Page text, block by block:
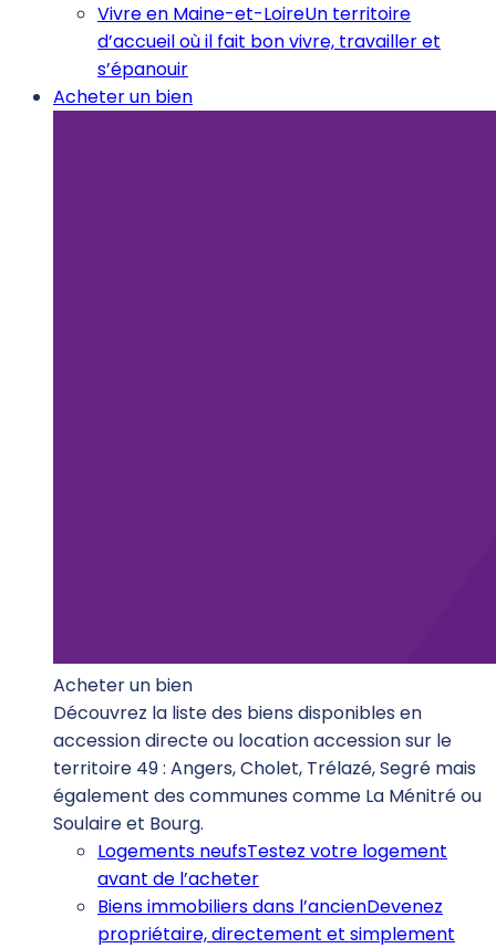
Vivre en Maine-et-LoireUn territoire
d’accueil où il fait bon vivre, travailler et
s’épanouir
Acheter un bien
Acheter un bien
Découvrez la liste des biens disponibles en
accession directe ou location accession sur le
territoire 49 : Angers, Cholet, Trélazé, Segré mais
également des communes comme La Ménitré ou
Soulaire et Bourg.
Logements neufsTestez votre logement
avant de l’acheter
Biens immobiliers dans l’ancienDevenez
propriétaire, directement et simplement